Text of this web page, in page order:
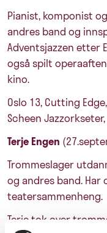
Pianist, komponist
andres band og
Adventsjazzen etter
også spilt
kino.
Oslo 13, Cutting
Scheen Jazzorkseter,
Terje Engen
Trommeslager
og andres band. Har
teatersammenheng.
Terje tok over